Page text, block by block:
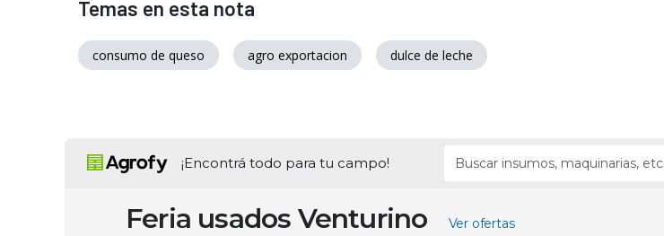
Temas en esta nota
consumo de queso agro exportacion dulce de leche
¡Encontrá todo para tu campo!
Feria usados Venturino Ver ofertas